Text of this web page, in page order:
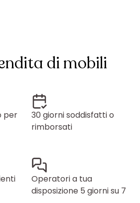
di mobili
per
30 giorni soddisfatti o
rimborsati
Operatori a tua
disposizione 5 giorni su 7